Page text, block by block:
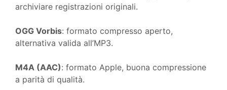
archiviare registrazioni originali.
OGG Vorbis: formato compresso aperto,
alternativa valida all’MP3.
M4A (AAC): formato Apple, buona compressione
a parità di qualità.